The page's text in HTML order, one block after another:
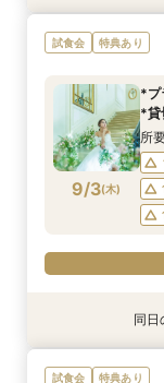
8/30(日)
【
宅
8/30(日)
＼
ペ
所
8/30(日)
限
×森
8/30(日)
【
特
8/30(日)
【
豪
8/30(日)
【
ホ
試食会 特典あり
9/3(木)
*プ
*貸
所
特典あり
【
限
【
同日
試食会 特典あり